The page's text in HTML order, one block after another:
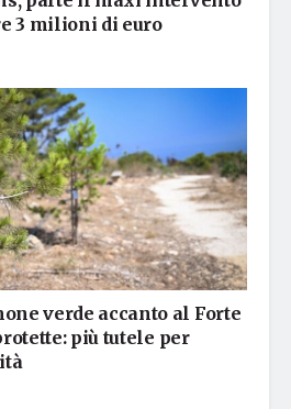
3 milioni di euro
verde accanto al Forte
più tutele per